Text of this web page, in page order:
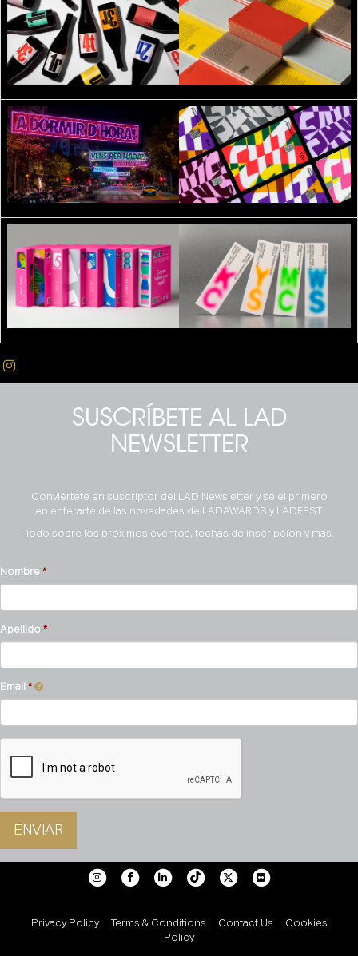
SUSCRÍBETE AL LAD
NEWSLETTER
Conviértete en suscriptor del LAD Newsletter y sé el primero
en enterarte de las novedades de LADAWARDS y LADFEST.
Todo sobre los próximos eventos, fechas de inscripción y más.
Nombre
Apellido
Email
ENVIAR
Privacy Policy Terms & Conditions Contact Us Cookies
Policy